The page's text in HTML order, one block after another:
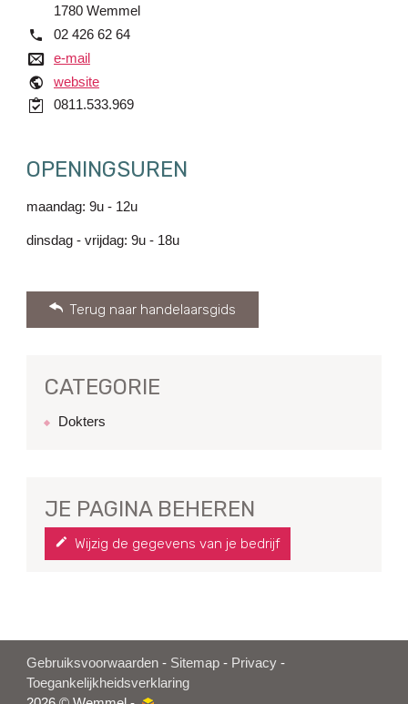
1780 Wemmel
tel.
02 426 62 64
e-maile-mail
websitewebsite
Handelsregister2
0811.533.969
OPENINGSUREN
maandag: 9u - 12u
dinsdag - vrijdag: 9u - 18u
Terug naar handelaarsgids
CATEGORIE
Dokters
JE PAGINA BEHEREN
Wijzig de gegevens van je bedrijf
Gebruiksvoorwaarden - Sitemap - Privacy -
Toegankelijkheidsverklaring